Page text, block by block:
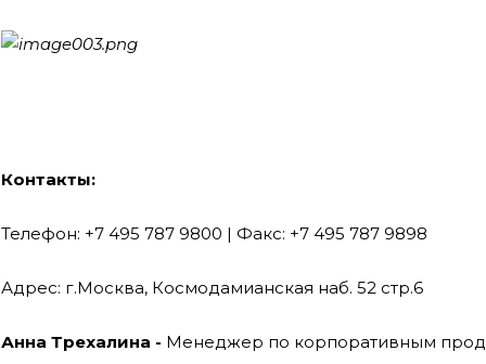
Контакты:
Телефон: +7 495 787 9800 | Факс: +7 495 787 9898
Адрес: г.Москва, Космодамианская наб. 52 стр.6
Анна Трехалина - Менеджер по корпоративным